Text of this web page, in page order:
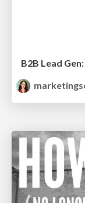
B2B Lead